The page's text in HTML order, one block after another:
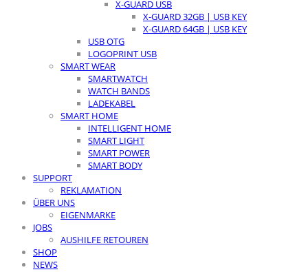
X-GUARD USB
X-GUARD 32GB | USB KEY
X-GUARD 64GB | USB KEY
USB OTG
LOGOPRINT USB
SMART WEAR
SMARTWATCH
WATCH BANDS
LADEKABEL
SMART HOME
INTELLIGENT HOME
SMART LIGHT
SMART POWER
SMART BODY
SUPPORT
REKLAMATION
ÜBER UNS
EIGENMARKE
JOBS
AUSHILFE RETOUREN
SHOP
NEWS